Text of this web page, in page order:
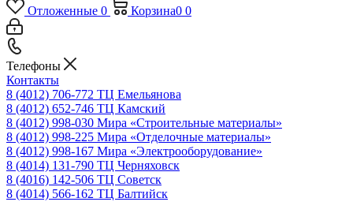
Отложенные 0 Корзина0 0
Телефоны
Контакты
8 (4012) 706-772 ТЦ Емельянова
8 (4012) 652-746 ТЦ Камский
8 (4012) 998-030 Мира «Строительные материалы»
8 (4012) 998-225 Мира «Отделочные материалы»
8 (4012) 998-167 Мира «Электрооборудование»
8 (4014) 131-790 ТЦ Черняховск
8 (4016) 142-506 ТЦ Советск
8 (4014) 566-162 ТЦ Балтийск